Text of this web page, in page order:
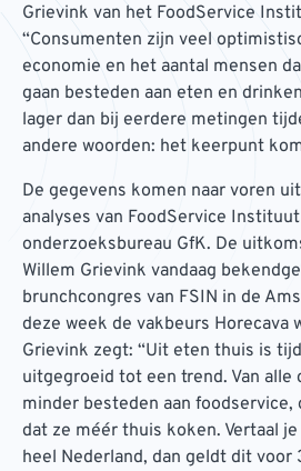
Grievink van het FoodService
“Consumenten zijn veel
economie en het aantal mensen
gaan besteden aan eten en
lager dan bij eerdere metingen
andere woorden: het keerpunt
De gegevens komen naar voren
analyses van FoodService
onderzoeksbureau GfK. De
Willem Grievink vandaag
brunchcongres van FSIN in de
deze week de vakbeurs Horecava
Grievink zegt: “Uit eten thuis is
uitgegroeid tot een trend. Van alle
minder besteden aan
dat ze méér thuis koken. Vertaal
heel Nederland, dan geldt dit voor